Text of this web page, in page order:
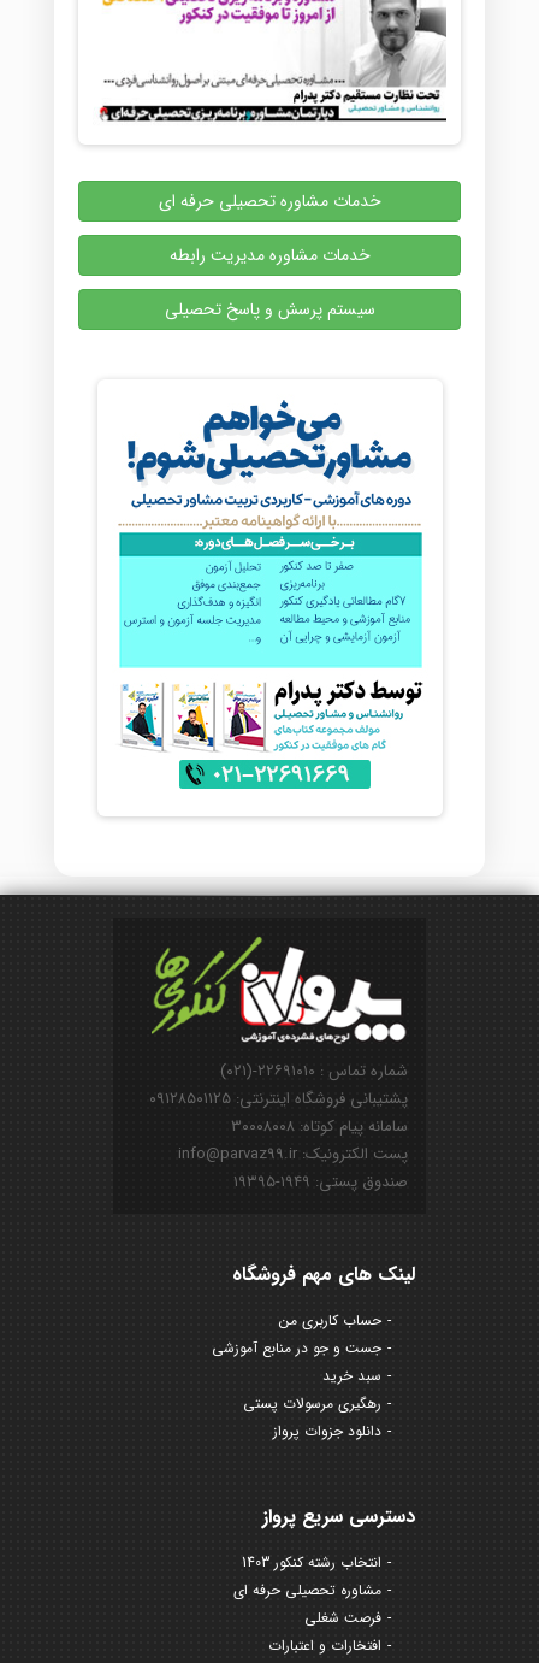
خدمات مشاوره تحصیلی حرفه ای
خدمات مشاوره مدیریت رابطه
سیستم پرسش و پاسخ تحصیلی
شماره تماس : ۲۲۶۹۱۰۱۰-(۰۲۱)
پشتیبانی فروشگاه اینترنتی: ۰۹۱۲۸۵۰۱۱۲۵
سامانه پیام کوتاه: ۳۰۰۰۸۰۰۸
پست الکترونیک: info@parvaz99.ir
صندوق پستی: ۱۹۴۹-۱۹۳۹۵
لینک های مهم فروشگاه
حساب کاربری من
جست و جو در منابع آموزشی
سبد خرید
رهگیری مرسولات پستی
دانلود جزوات پرواز
دسترسی سریع پرواز
انتخاب رشته کنکور 1403
مشاوره تحصیلی حرفه ای
فرصت شغلی
افتخارات و اعتبارات